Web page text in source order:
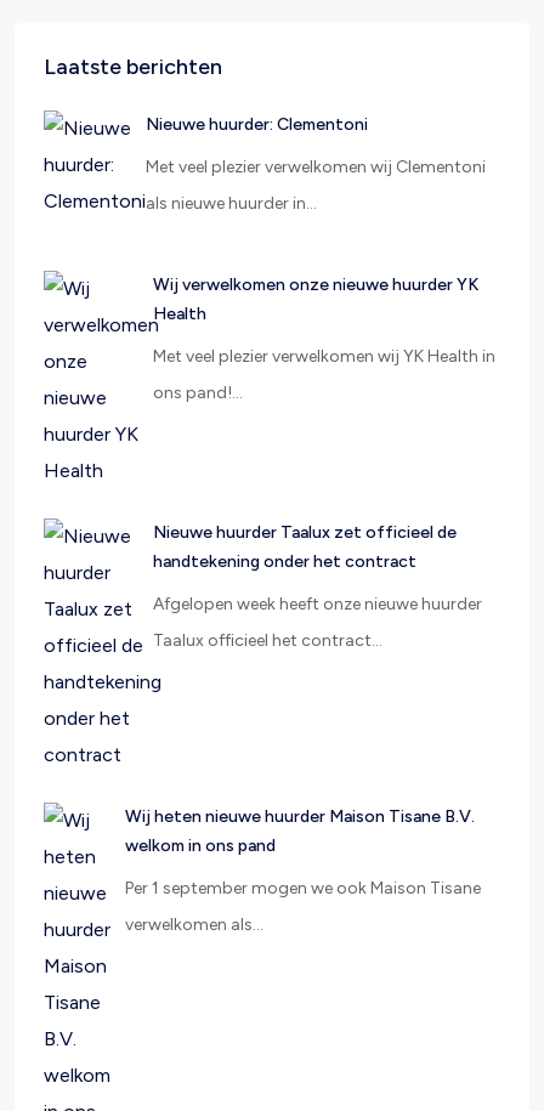
Laatste berichten
Nieuwe huurder: Clementoni
Met veel plezier verwelkomen wij Clementoni
als nieuwe huurder in…
Wij verwelkomen onze nieuwe huurder YK
Health
Met veel plezier verwelkomen wij YK Health in
ons pand!…
Nieuwe huurder Taalux zet officieel de
handtekening onder het contract
Afgelopen week heeft onze nieuwe huurder
Taalux officieel het contract…
Wij heten nieuwe huurder Maison Tisane B.V.
welkom in ons pand
Per 1 september mogen we ook Maison Tisane
verwelkomen als…